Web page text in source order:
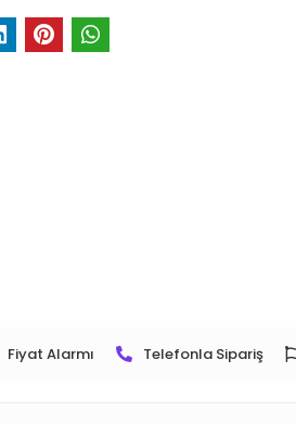
Fiyat Alarmı Telefonla Sipariş